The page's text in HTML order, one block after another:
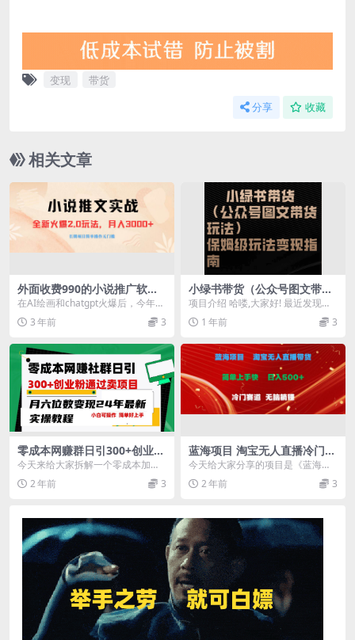
变现 带货
分享 收藏
相关文章
外面收费990的小说推广软
件，零粉丝可变现，月入3000
，小白当天即上手
在AI绘画和chatgpt火爆后，今年又
一次带动爆火的小说推文项目，已
经成就了很...
3 年前 3
小绿书带货（公众号图文带货
玩法）保姆级玩法变现指南
项目介绍 哈喽,大家好! 最近发现了
一个非常不错的项目，微信小绿
书，忍不住的跟大...
1 年前 3
零成本网赚群日引300+创业
粉，卖项目月六位数变现，门
槛低好上手！24年...
今天来给大家拆解一个零成本加网
赚群的方法，并且通过在群里的一
系列操作实现无脑添加...
2 年前 3
蓝海项目 淘宝无人直播冷门赛
道 日赚500+无脑躺赚 小白有
手就行
今天给大家分享的项目是《蓝海项
目淘宝无人直播冷门赛道日赚500
+无脑躺赚小白有手...
2 年前 3